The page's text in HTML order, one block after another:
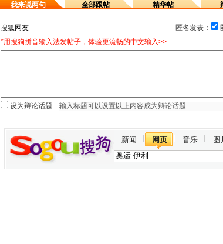
我来说两句 全部跟帖 精华帖
匿名发表：
*用搜狗拼音输入法发帖子，体验更流畅的中文输入>>
设为辩论话题
新闻 网页 音乐 图